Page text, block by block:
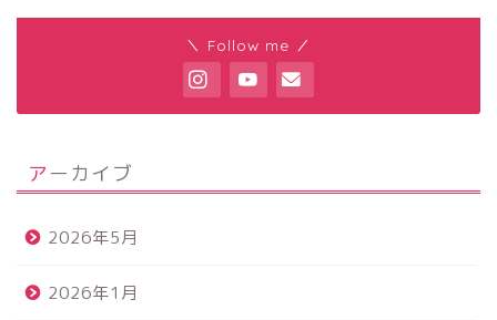
＼ Follow me ／
アーカイブ
2026年5月
2026年1月